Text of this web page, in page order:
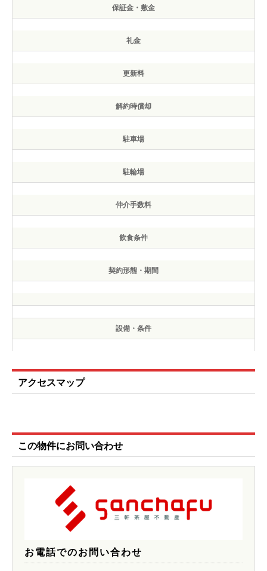
保証金・敷金
礼金
更新料
解約時償却
駐車場
駐輪場
仲介手数料
飲食条件
契約形態・期間
設備・条件
アクセスマップ
この物件にお問い合わせ
お電話でのお問い合わせ